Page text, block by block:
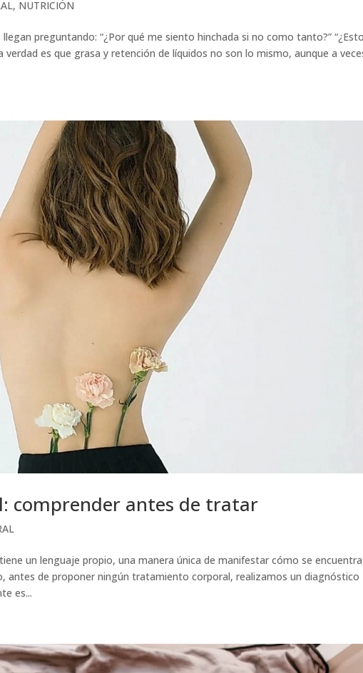
, NUTRICIÓN
preguntando: “¿Por qué me siento hinchada si no como tanto?”
verdad es que grasa y retención de líquidos no son lo mismo, aunque a
comprender antes de tratar
un lenguaje propio, una manera única de manifestar cómo se
antes de proponer ningún tratamiento corporal, realizamos un diagnóstico
es...